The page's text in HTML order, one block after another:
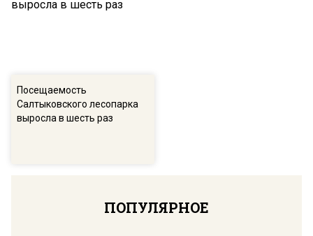
Посещаемость
Салтыковского лесопарка
выросла в шесть раз
ПОПУЛЯРНОЕ